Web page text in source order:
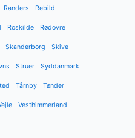
Randers Rebild
Roskilde Rødovre
Skanderborg Skive
Struer Syddanmark
Tårnby Tønder
Vesthimmerland